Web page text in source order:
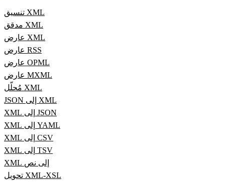
تنسيق XML
مدقق XML
عارض XML
عارض RSS
عارض OPML
عارض MXML
مُحلّل XML
JSON إلى XML
XML إلى JSON
XML إلى YAML
XML إلى CSV
XML إلى TSV
XML إلى نص
تحويل XML-XSL